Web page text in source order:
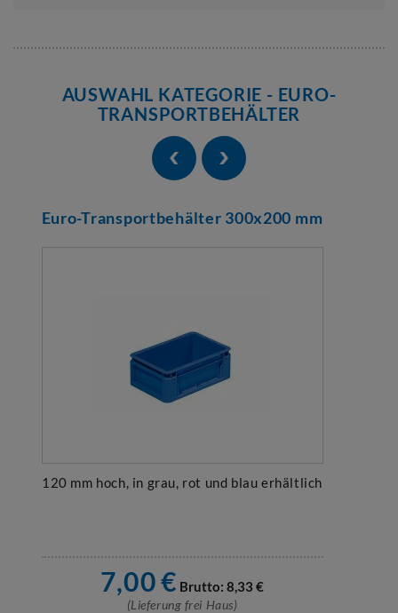
AUSWAHL KATEGORIE - EURO-
TRANSPORTBEHÄLTER
Euro-Transportbehälter 300x200 mm
120 mm hoch, in grau, rot und blau erhältlich
7,00€ Brutto: 8,33 €
(Lieferung frei Haus)